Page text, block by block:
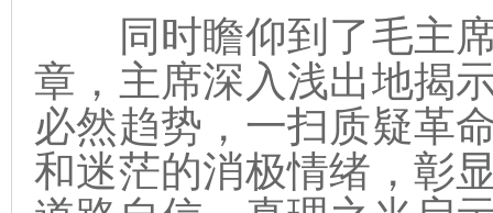
同时瞻仰到了毛主席
章，主席深入浅出地揭
必然趋势，一扫质疑革
和迷茫的消极情绪，彰